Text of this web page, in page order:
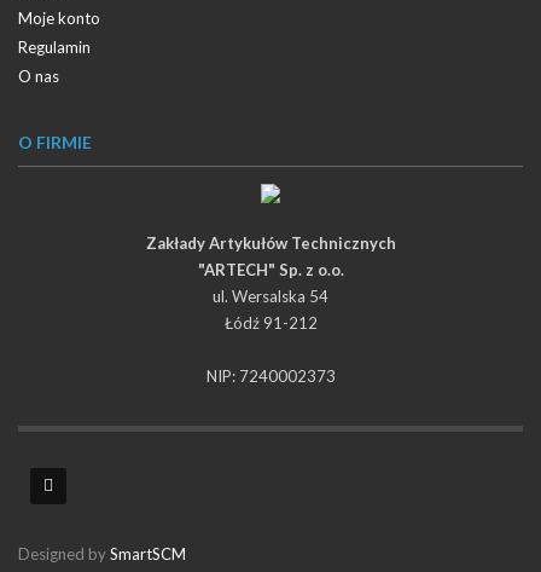
Moje konto
Regulamin
O nas
O FIRMIE
Zakłady Artykułów Technicznych
"ARTECH" Sp. z o.o.
ul. Wersalska 54
Łódź 91-212
NIP: 7240002373
Designed bySmartSCM